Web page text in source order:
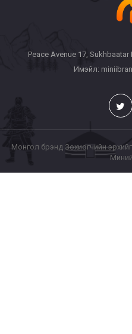
Peace Avenue 17,
Имэйл:
Монгол брэнд Зохиогчийн